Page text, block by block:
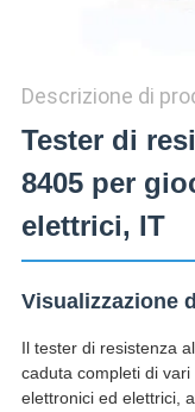
Descrizione di
Tester di
8405 per
elettrici, IT
Visualizzazione
Il tester di resistenza
caduta completi di
elettronici ed elettrici,